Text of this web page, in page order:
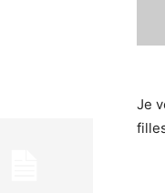
Je